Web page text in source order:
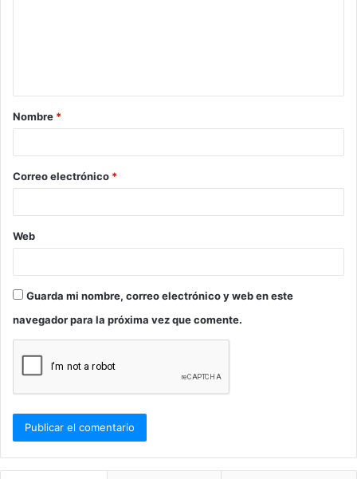
a
r
*
Nombre *
Correo electrónico *
Web
Guarda mi nombre, correo electrónico y web en este
navegador para la próxima vez que comente.